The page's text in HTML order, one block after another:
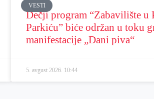
VESTI
Dečji program “Zabavilište u
Parkiću” biće održan u toku
manifestacije „Dani piva“
5. avgust 2026. 10:44